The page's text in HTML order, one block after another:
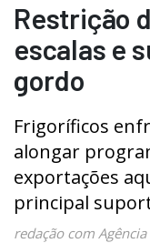
Restrição
escalas e
gordo
Frigoríficos
alongar
exportações
principal
redação com Agência